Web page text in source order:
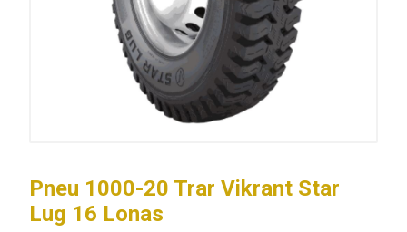
Pneu 1000-20 Trar Vikrant Star
Lug 16 Lonas